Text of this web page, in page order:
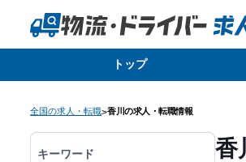
トップ
全国の求人・転職>香川の求人・転職情報
キーワード 香